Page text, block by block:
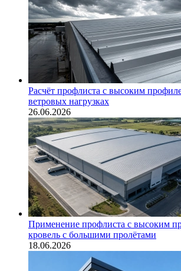
Расчёт профлиста с высоким
ветровых нагрузках
26.06.2026
Применение профлиста с высоким
кровель с большими пролётами
18.06.2026